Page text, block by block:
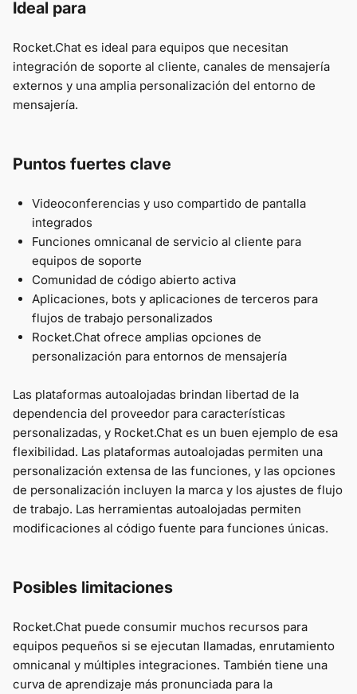
Ideal para
Rocket.Chat es ideal para equipos que necesitan
integración de soporte al cliente, canales de mensajería
externos y una amplia personalización del entorno de
mensajería.
Puntos fuertes clave
Videoconferencias y uso compartido de pantalla
integrados
Funciones omnicanal de servicio al cliente para
equipos de soporte
Comunidad de código abierto activa
Aplicaciones, bots y aplicaciones de terceros para
flujos de trabajo personalizados
Rocket.Chat ofrece amplias opciones de
personalización para entornos de mensajería
Las plataformas autoalojadas brindan libertad de la
dependencia del proveedor para características
personalizadas, y Rocket.Chat es un buen ejemplo de esa
flexibilidad. Las plataformas autoalojadas permiten una
personalización extensa de las funciones, y las opciones
de personalización incluyen la marca y los ajustes de flujo
de trabajo. Las herramientas autoalojadas permiten
modificaciones al código fuente para funciones únicas.
Posibles limitaciones
Rocket.Chat puede consumir muchos recursos para
equipos pequeños si se ejecutan llamadas, enrutamiento
omnicanal y múltiples integraciones. También tiene una
curva de aprendizaje más pronunciada para la